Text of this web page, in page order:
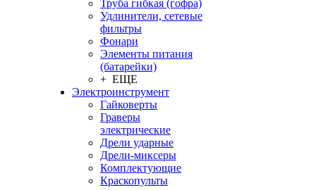
Труба гибкая (гофра)
Удлинители, сетевые
фильтры
Фонари
Элементы питания
(батарейки)
+ ЕЩЕ
Электроинструмент
Гайковерты
Граверы
электрические
Дрели ударные
Дрели-миксеры
Комплектующие
Краскопульты